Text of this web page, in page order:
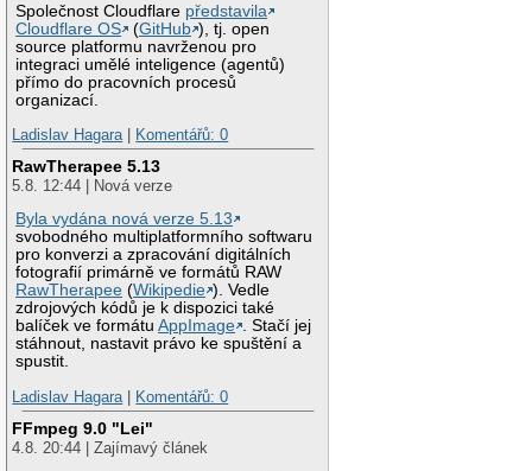
Společnost Cloudflare představila
Cloudflare OS
(GitHub ), tj. open
source platformu navrženou pro
integraci umělé inteligence (agentů)
přímo do pracovních procesů
organizací.
Ladislav Hagara| Komentářů: 0
RawTherapee 5.13
5.8. 12:44 | Nová verze
Byla vydána nová verze 5.13
svobodného multiplatformního softwaru
pro konverzi a zpracování digitálních
fotografií primárně ve formátů RAW
RawTherapee (Wikipedie ). Vedle
zdrojových kódů je k dispozici také
balíček ve formátuAppImage . Stačí jej
stáhnout, nastavit právo ke spuštění a
spustit.
Ladislav Hagara| Komentářů: 0
FFmpeg 9.0 "Lei"
4.8. 20:44 | Zajímavý článek